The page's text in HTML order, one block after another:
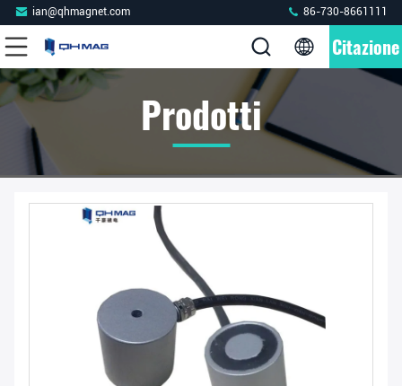
ian@qhmagnet.com 86-730-8661111
Citazione
Prodotti